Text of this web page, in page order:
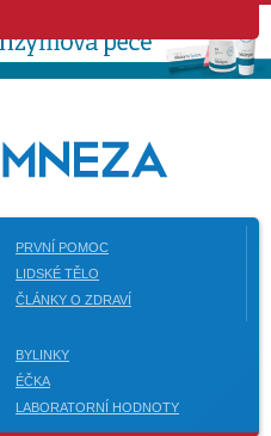
PRVNÍ POMOC
LIDSKÉ TĚLO
ČLÁNKY O ZDRAVÍ
BYLINKY
ÉČKA
LABORATORNÍ HODNOTY